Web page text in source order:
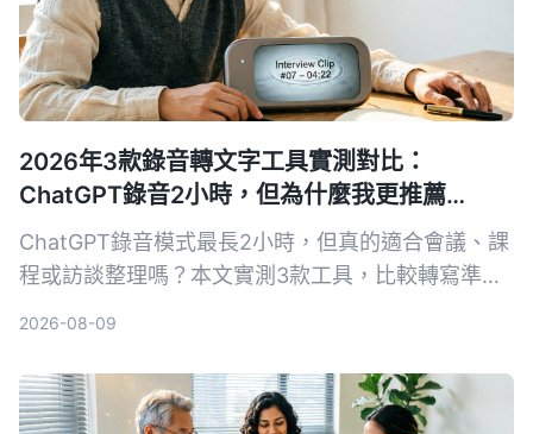
2026年3款錄音轉文字工具實測對比：
ChatGPT錄音2小時，但為什麼我更推薦
Tinrec？
ChatGPT錄音模式最長2小時，但真的適合會議、課
程或訪談整理嗎？本文實測3款工具，比較轉寫準確
2026-08-09